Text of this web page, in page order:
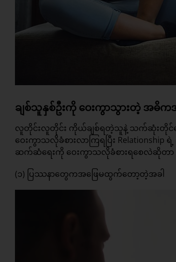
ချစ်သူနှစ်ဦးကို ဝေးကွာသွားတဲ့ အဓိကအ
လူတိုင်းလူတိုင်း ကိုယ်ချစ်ရတဲ့သူနဲ့ သက်ဆုံးတိုင်ပ
ဝေးကွာသလိုခံစားလာကြရပြီး
ဆက်ဆံရေးကို ဝေးကွာသလိုခံစားရစေလဲဆိုတာ
(၁) ပြဿနာတွေကအဖြေမထွက်တော့တဲ့အခါ